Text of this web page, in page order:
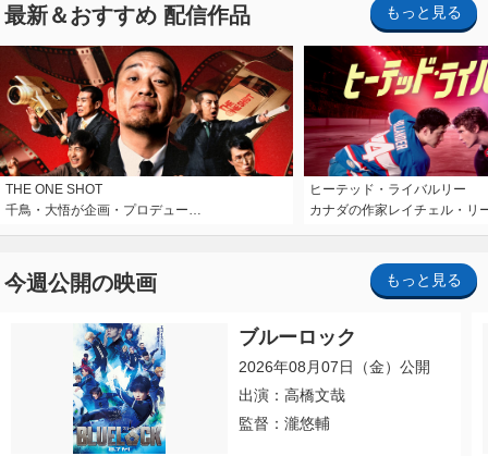
最新＆おすすめ 配信作品 もっと見る
THE ONE SHOT
千鳥・大悟が企画・プロデュー…
ヒーテッド・ライバルリー
カナダの作家レイチェル・リ
今週公開の映画 もっと見る
ブルーロック
2026年08月07日（金）公開
出演：高橋文哉
監督：瀧悠輔